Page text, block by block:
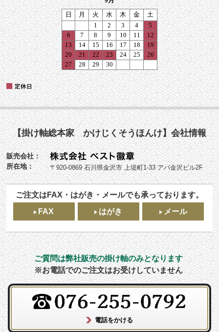
【掛け軸総本家 かけじくそうほんけ】会社情報
販売会社：
所在地：
〒920-0869 石川県金沢市 上堤町1-33 アパ金沢ビル2F
ご注文はFAX・はがき・メールでも承っております。
FAX
はがき メール
ご質問は弊社販売の掛け軸のみとなります
※お電話でのご注文はお受けしていません